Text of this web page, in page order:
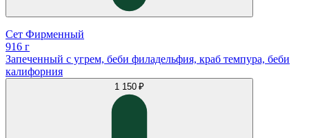
Сет Фирменный
916 г
Запеченный с угрем, беби филадельфия, краб темпура, беби
калифорния
1 150 ₽